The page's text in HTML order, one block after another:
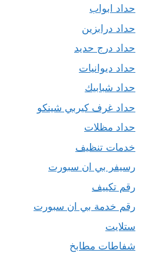
حداد ابواب
حداد درابزين
حداد درج حديد
حداد ديوانيات
حداد شبابيك
حداد غرف كيربي شينكو
حداد مظلات
خدمات تنظيف
رسيفر بي ان سبورت
رقم تكييف
رقم خدمة بي ان سبورت
ستلايت
شفاطات مطابخ